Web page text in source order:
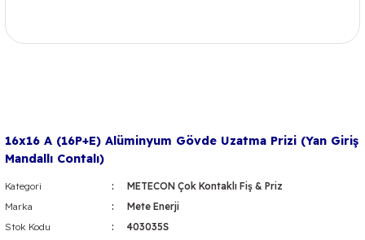
16x16 A (16P+E) Alüminyum Gövde Uzatma Prizi (Yan Giriş
Mandallı Contalı)
Kategori
METECON Çok Kontaklı Fiş & Priz
Marka
Mete Enerji
Stok Kodu
403035S